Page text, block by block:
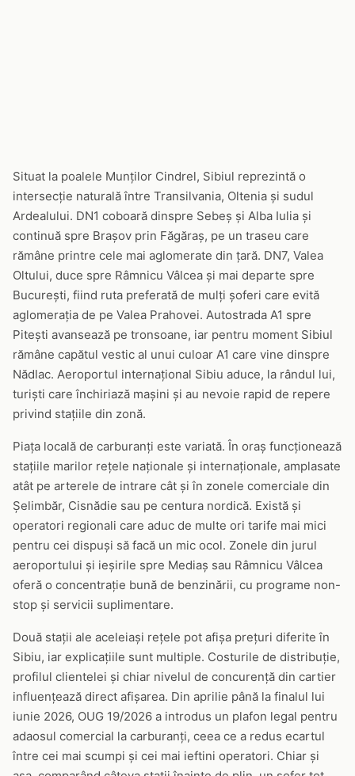
Situat la poalele Munților Cindrel, Sibiul reprezintă o
intersecție naturală între Transilvania, Oltenia și sudul
Ardealului. DN1 coboară dinspre Sebeș și Alba Iulia și
continuă spre Brașov prin Făgăraș, pe un traseu care
rămâne printre cele mai aglomerate din țară. DN7, Valea
Oltului, duce spre Râmnicu Vâlcea și mai departe spre
București, fiind ruta preferată de mulți șoferi care evită
aglomerația de pe Valea Prahovei. Autostrada A1 spre
Pitești avansează pe tronsoane, iar pentru moment Sibiul
rămâne capătul vestic al unui culoar A1 care vine dinspre
Nădlac. Aeroportul internațional Sibiu aduce, la rândul lui,
turiști care închiriază mașini și au nevoie rapid de repere
privind stațiile din zonă.
Piața locală de carburanți este variată. În oraș funcționează
stațiile marilor rețele naționale și internaționale, amplasate
atât pe arterele de intrare cât și în zonele comerciale din
Șelimbăr, Cisnădie sau pe centura nordică. Există și
operatori regionali care aduc de multe ori tarife mai mici
pentru cei dispuși să facă un mic ocol. Zonele din jurul
aeroportului și ieșirile spre Mediaș sau Râmnicu Vâlcea
oferă o concentrație bună de benzinării, cu programe non-
stop și servicii suplimentare.
Două stații ale aceleiași rețele pot afișa prețuri diferite în
Sibiu, iar explicațiile sunt multiple. Costurile de distribuție,
profilul clientelei și chiar nivelul de concurență din cartier
influențează direct afișarea. Din aprilie până la finalul lui
iunie 2026, OUG 19/2026 a introdus un plafon legal pentru
adaosul comercial la carburanți, ceea ce a redus ecartul
între cei mai scumpi și cei mai ieftini operatori. Chiar și